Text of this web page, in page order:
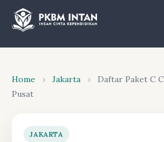
Home › Jakarta ›
Daftar Paket C
Pusat
JAKARTA